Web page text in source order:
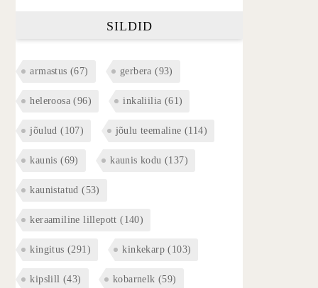
SILDID
armastus (67) gerbera (93)
heleroosa (96) inkaliilia (61)
jõulud (107) jõulu teemaline (114)
kaunis (69) kaunis kodu (137)
kaunistatud (53)
keraamiline lillepott (140)
kingitus (291) kinkekarp (103)
kipslill (43) kobarnelk (59)